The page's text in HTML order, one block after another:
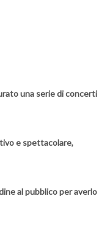
una serie di concerti
e spettacolare,
al pubblico per averlo